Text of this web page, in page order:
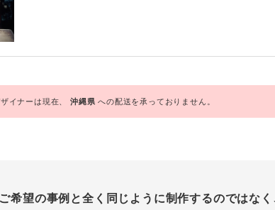
ザイナーは現在、沖縄県への配送を承っておりません。
希望の事例と全く同じように制作するのではな